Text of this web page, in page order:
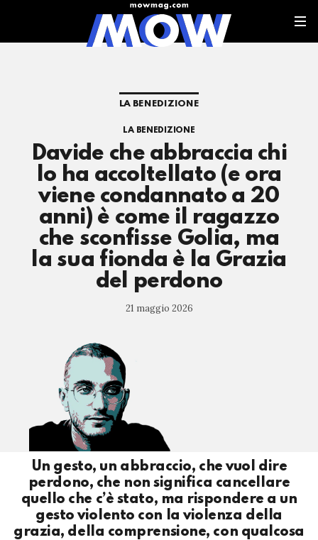
LA BENEDIZIONE
LA BENEDIZIONE
Davide che abbraccia chi
lo ha accoltellato (e ora
viene condannato a 20
anni) è come il ragazzo
che sconfisse Golia, ma
la sua fionda è la Grazia
del perdono
21 maggio 2026
Un gesto, un abbraccio, che vuol dire
perdono, che non significa cancellare
quello che c’è stato, ma rispondere a un
gesto violento con la violenza della
grazia, della comprensione, con qualcosa